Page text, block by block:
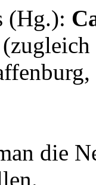
(Hg.):
die